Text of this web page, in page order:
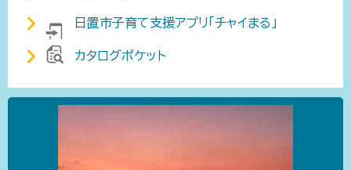
日置市子育て支援アプリ「チャイまる」
カタログポケット